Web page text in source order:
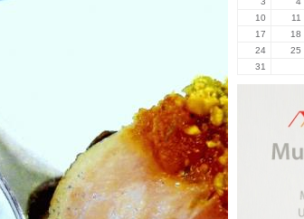
10
11
17
18
24
25
31